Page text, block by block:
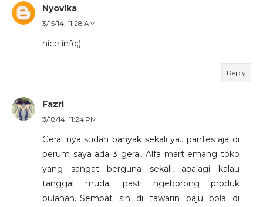
Nyovika
3/15/14, 11:28 AM
nice info;)
Reply
Fazri
3/18/14, 11:24 PM
Gerai nya sudah banyak sekali ya.. pantes aja di
perum saya ada 3 gerai. Alfa mart emang toko
yang sangat berguna sekali, apalagi kalau
tanggal muda, pasti ngeborong produk
bulanan...Sempat sih di tawarin baju bola di